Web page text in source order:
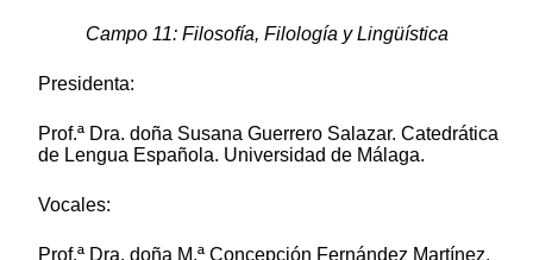
Campo 11: Filosofía, Filología y Lingüística
Presidenta:
Prof.ª Dra. doña Susana Guerrero Salazar. Catedrática
de Lengua Española. Universidad de Málaga.
Vocales:
Prof.ª Dra. doña M.ª Concepción Fernández Martínez.